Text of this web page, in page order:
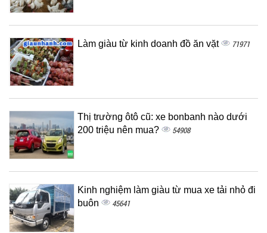
Làm giàu từ kinh doanh đồ ăn vặt 71971
Thị trường ôtô cũ: xe bonbanh nào dưới
200 triệu nên mua?
54908
Kinh nghiệm làm giàu từ mua xe tải nhỏ đi
buôn
45641